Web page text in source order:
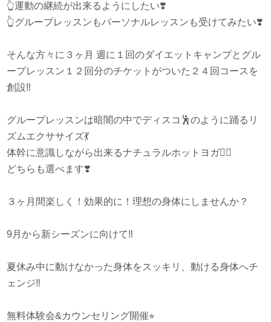
👆運動の継続が出来るようにしたい❣️
👆グループレッスンもパーソナルレッスンも受けてみたい❣️
そんな方々に３ヶ月 週に１回のダイエットキャンプとグル
ープレッスン１２回分のチケットがついた２４回コースを
創設‼️
グループレッスンは暗闇の中でディスコ 🕺のように踊るリ
ズムエクササイズ💃
体幹に意識しながら出来るナチュラルホットヨガ🧘‍♂️
どちらも選べます❣️
３ヶ月間楽しく！効果的に！理想の身体にしませんか？
9月から新シーズンに向けて‼️
夏休み中に動けなかった身体をスッキリ、動ける身体へチ
ェンジ‼️
無料体験会&カウンセリング開催⭐︎